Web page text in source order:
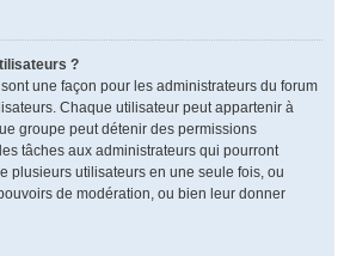
?
une façon pour les administrateurs du forum
Chaque utilisateur peut appartenir à
groupe peut détenir des permissions
tâches aux administrateurs qui pourront
plusieurs utilisateurs en une seule fois, ou
de modération, ou bien leur donner